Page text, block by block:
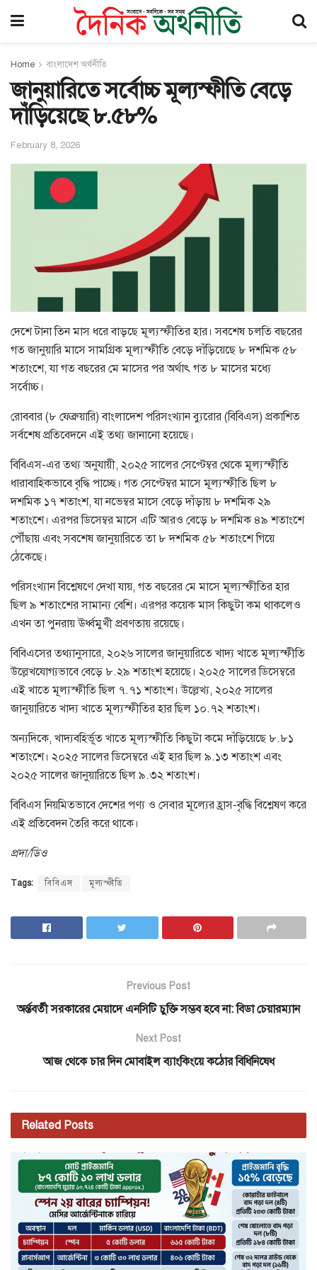
Home বাংলাদেশ অর্থনীতি
জানুয়ারিতে সর্বোচ্চ মূল্যস্ফীতি বেড়ে
দাঁড়িয়েছে ৮.৫৮%
February 8, 2026
দেশে টানা তিন মাস ধরে বাড়ছে মূল্যস্ফীতির হার। সবশেষ চলতি বছরের
গত জানুয়ারি মাসে সামগ্রিক মূল্যস্ফীতি বেড়ে দাঁড়িয়েছে ৮ দশমিক ৫৮
শতাংশে, যা গত বছরের মে মাসের পর অর্থাৎ গত ৮ মাসের মধ্যে
সর্বোচ্চ।
রোববার (৮ ফেব্রুয়ারি) বাংলাদেশ পরিসংখ্যান ব্যুরোর (বিবিএস) প্রকাশিত
সর্বশেষ প্রতিবেদনে এই তথ্য জানানো হয়েছে।
বিবিএস-এর তথ্য অনুযায়ী, ২০২৫ সালের সেপ্টেম্বর থেকে মূল্যস্ফীতি
ধারাবাহিকভাবে বৃদ্ধি পাচ্ছে। গত সেপ্টেম্বর মাসে মূল্যস্ফীতি ছিল ৮
দশমিক ১৭ শতাংশ, যা নভেম্বর মাসে বেড়ে দাঁড়ায় ৮ দশমিক ২৯
শতাংশে। এরপর ডিসেম্বর মাসে এটি আরও বেড়ে ৮ দশমিক ৪৯ শতাংশে
পৌঁছায় এবং সবশেষ জানুয়ারিতে তা ৮ দশমিক ৫৮ শতাংশে গিয়ে
ঠেকেছে।
পরিসংখ্যান বিশ্লেষণে দেখা যায়, গত বছরের মে মাসে মূল্যস্ফীতির হার
ছিল ৯ শতাংশের সামান্য বেশি। এরপর কয়েক মাস কিছুটা কম থাকলেও
এখন তা পুনরায় ঊর্ধ্বমুখী প্রবণতায় রয়েছে।
বিবিএসের তথ্যানুসারে, ২০২৬ সালের জানুয়ারিতে খাদ্য খাতে মূল্যস্ফীতি
উল্লেখযোগ্যভাবে বেড়ে ৮.২৯ শতাংশ হয়েছে। ২০২৫ সালের ডিসেম্বরে
এই খাতে মূল্যস্ফীতি ছিল ৭.৭১ শতাংশ। উল্লেখ্য, ২০২৫ সালের
জানুয়ারিতে খাদ্য খাতে মূল্যস্ফীতির হার ছিল ১০.৭২ শতাংশ।
অন্যদিকে, খাদ্যবহির্ভূত খাতে মূল্যস্ফীতি কিছুটা কমে দাঁড়িয়েছে ৮.৮১
শতাংশে। ২০২৫ সালের ডিসেম্বরে এই হার ছিল ৯.১৩ শতাংশ এবং
২০২৫ সালের জানুয়ারিতে ছিল ৯.৩২ শতাংশ।
বিবিএস নিয়মিতভাবে দেশের পণ্য ও সেবার মূল্যের হ্রাস-বৃদ্ধি বিশ্লেষণ করে
এই প্রতিবেদন তৈরি করে থাকে।
প্রদা/ডিও
Tags: বিবিএস মূল্যস্ফীতি
Previous Post
অর্ন্তবর্তী সরকারের মেয়াদে এনসিটি চুক্তি সম্ভব হবে না: বিডা চেয়ারম্যান
Next Post
আজ থেকে চার দিন মোবাইল ব্যাংকিংয়ে কঠোর বিধিনিষেধ
Related Posts